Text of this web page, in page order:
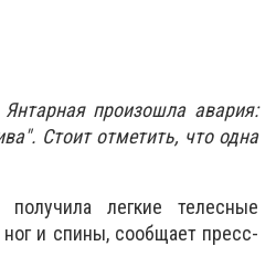
произошла авария:
Стоит отметить, что одна
легкие телесные
и спины, сообщает пресс-